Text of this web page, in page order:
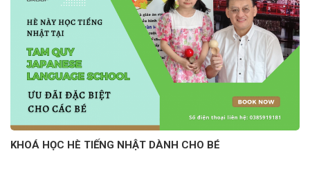
KHOÁ HỌC HÈ TIẾNG NHẬT DÀNH CHO BÉ